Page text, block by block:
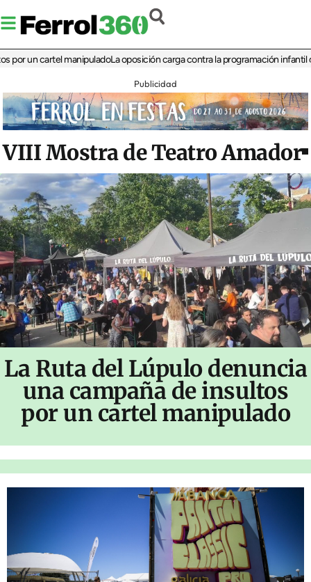
cartel manipuladoLa oposición carga contra la programación infantil de la
Publicidad
VIII Mostra de Teatro Amador
La Ruta del Lúpulo denuncia
una campaña de insultos
por un cartel manipulado